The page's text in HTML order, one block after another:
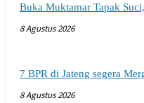
Buka Muktamar Tapak
8 Agustus 2026
7 BPR di Jateng segera
8 Agustus 2026